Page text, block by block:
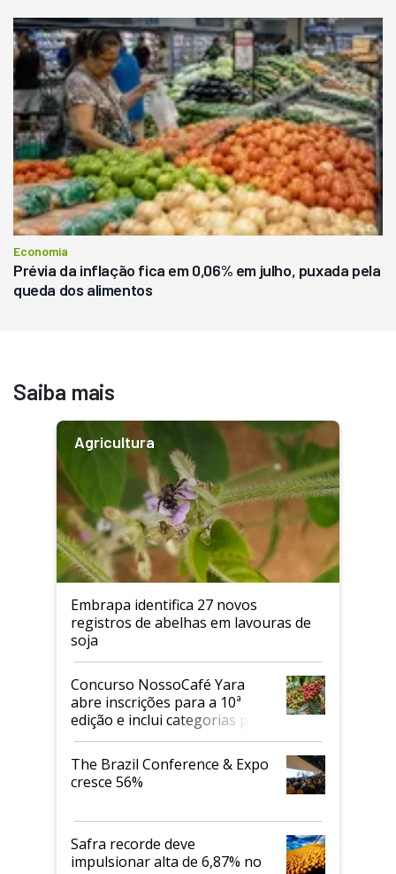
Economia
Prévia da inflação fica em 0,06% em julho, puxada pela
queda dos alimentos
Saiba mais
Agricultura
Embrapa identifica 27 novos
registros de abelhas em lavouras de
soja
Concurso NossoCafé Yara
abre inscrições para a 10ª
edição e inclui categorias para
cafés Canephora
The Brazil Conference & Expo
cresce 56%
Safra recorde deve
impulsionar alta de 6,87% no